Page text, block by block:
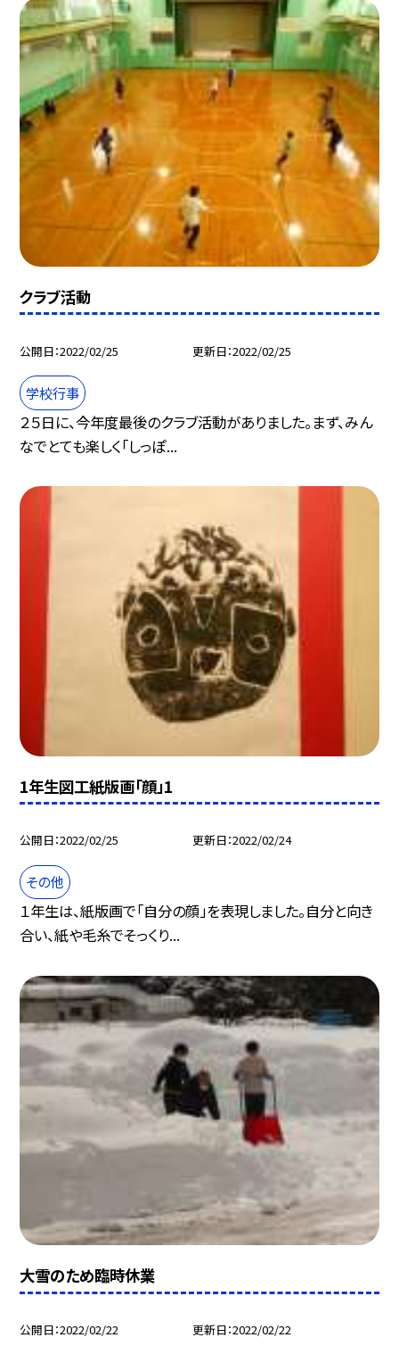
クラブ活動
公開日 2022/02/25 更新日 2022/02/25
学校行事
２５日に、今年度最後のクラブ活動がありました。まず、みん
なでとても楽しく「しっぽ...
1年生図工紙版画「顔」1
公開日 2022/02/25 更新日 2022/02/24
その他
１年生は、紙版画で「自分の顔」を表現しました。自分と向き
合い、紙や毛糸でそっくり...
大雪のため臨時休業
公開日 2022/02/22 更新日 2022/02/22